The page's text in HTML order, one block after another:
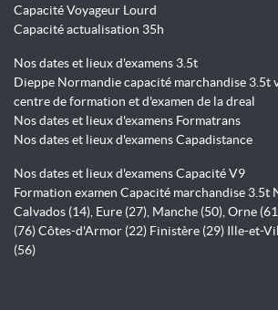
Capacité Voyageur Lourd
Capacité actualisation 35h
Nos dates et lieux d'examens 3.5t
Dieppe Normandie capacité marchandise 3.5t
centre de formation et d'examen de la dreal
Nos dates et lieux d'examens Formatrans
Nos dates et lieux d'examens Capadistance
Nos dates et lieux d'examens Capacité V9
Formation examen Capacité marchandise 3.5t
Calvados (14), Eure (27), Manche (50), Orne
(76) Côtes-d'Armor (22) Finistère (29) Ille-et-
(56)